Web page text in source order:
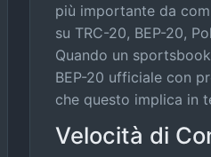
più importante da
su TRC-20, BEP-20,
Quando un
BEP-20 ufficiale con
che questo implica in
Velocità di